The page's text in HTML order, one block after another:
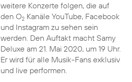
weitere Konzerte folgen, die auf
den O2Kanäle YouTube, Facebook
und Instagram zu sehen sein
werden. Den Auftakt macht Samy
Deluxe am 21. Mai 2020, um 19 Uhr.
Er wird für alle Musik-Fans exklusiv
und live performen.